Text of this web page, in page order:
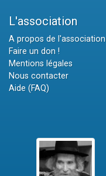
L'association
A propos de l'association
Faire un don !
Mentions légales
Nous contacter
Aide (FAQ)